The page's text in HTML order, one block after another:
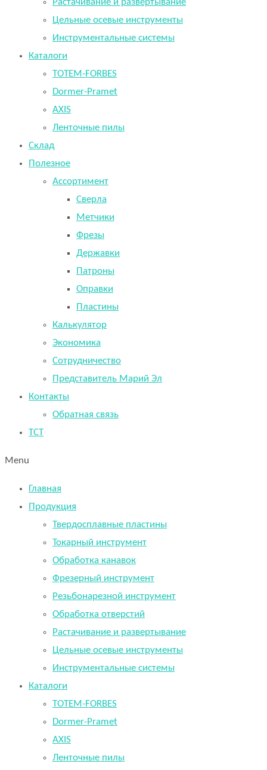
Растачивание и развертывание
Цельные осевые инструменты
Инструментальные системы
Каталоги
TOTEM-FORBES
Dormer-Pramet
AXIS
Ленточные пилы
Склад
Полезное
Ассортимент
Сверла
Метчики
Фрезы
Державки
Патроны
Оправки
Пластины
Калькулятор
Экономика
Сотрудничество
Представитель Марий Эл
Контакты
Обратная связь
TCT
Menu
Главная
Продукция
Твердосплавные пластины
Токарный инструмент
Обработка канавок
Фрезерный инструмент
Резьбонарезной инструмент
Обработка отверстий
Растачивание и развертывание
Цельные осевые инструменты
Инструментальные системы
Каталоги
TOTEM-FORBES
Dormer-Pramet
AXIS
Ленточные пилы